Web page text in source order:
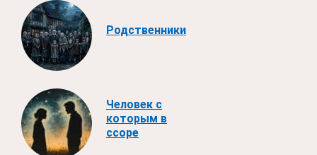
Родственники
Человек с
которым в
ссоре